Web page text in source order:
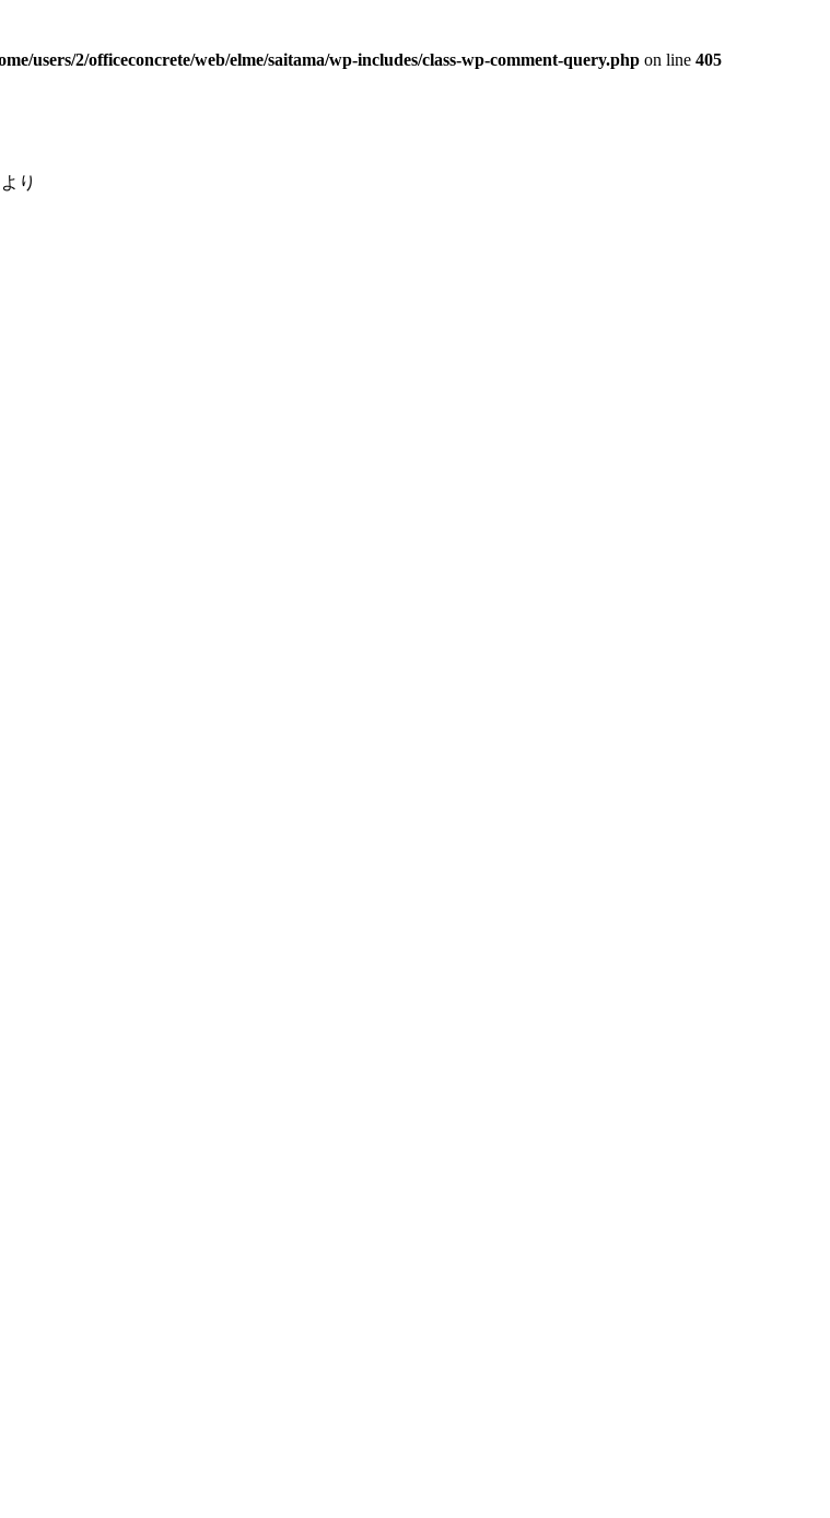
users/2/officeconcrete/web/elme/saitama/wp-includes/class-wp-comment-query.php on line 405
より